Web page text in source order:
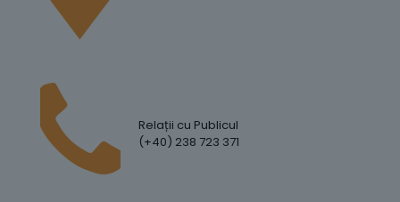
Relații cu Publicul
(+40) 238 723 371